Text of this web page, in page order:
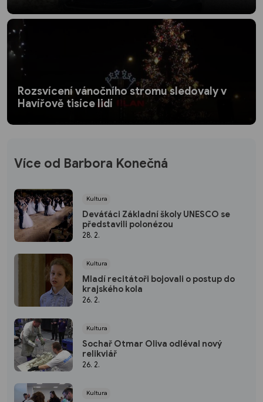
Rozsvícení vánočního stromu sledovaly v
Havířově tisíce lidí
Více od Barbora Konečná
Kultura
Deváťáci Základní školy UNESCO se
představili polonézou
28. 2.
Kultura
Mladí recitátoři bojovali o postup do
krajského kola
26. 2.
Kultura
Sochař Otmar Oliva odléval nový
relikviář
26. 2.
Kultura